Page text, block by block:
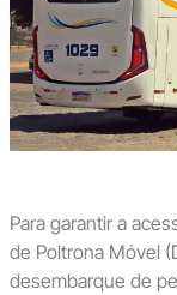
Para garantir a
de Poltrona Móvel
desembarque de